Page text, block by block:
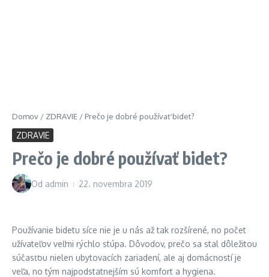
Domov / ZDRAVIE / Prečo je dobré používať bidet?
ZDRAVIE
Prečo je dobré používať bidet?
Od admin 22. novembra 2019
Používanie bidetu síce nie je u nás až tak rozšírené, no počet
užívateľov veľmi rýchlo stúpa. Dôvodov, prečo sa stal dôležitou
súčasťou nielen ubytovacích zariadení, ale aj domácností je
veľa, no tým najpodstatnejším sú komfort a hygiena.